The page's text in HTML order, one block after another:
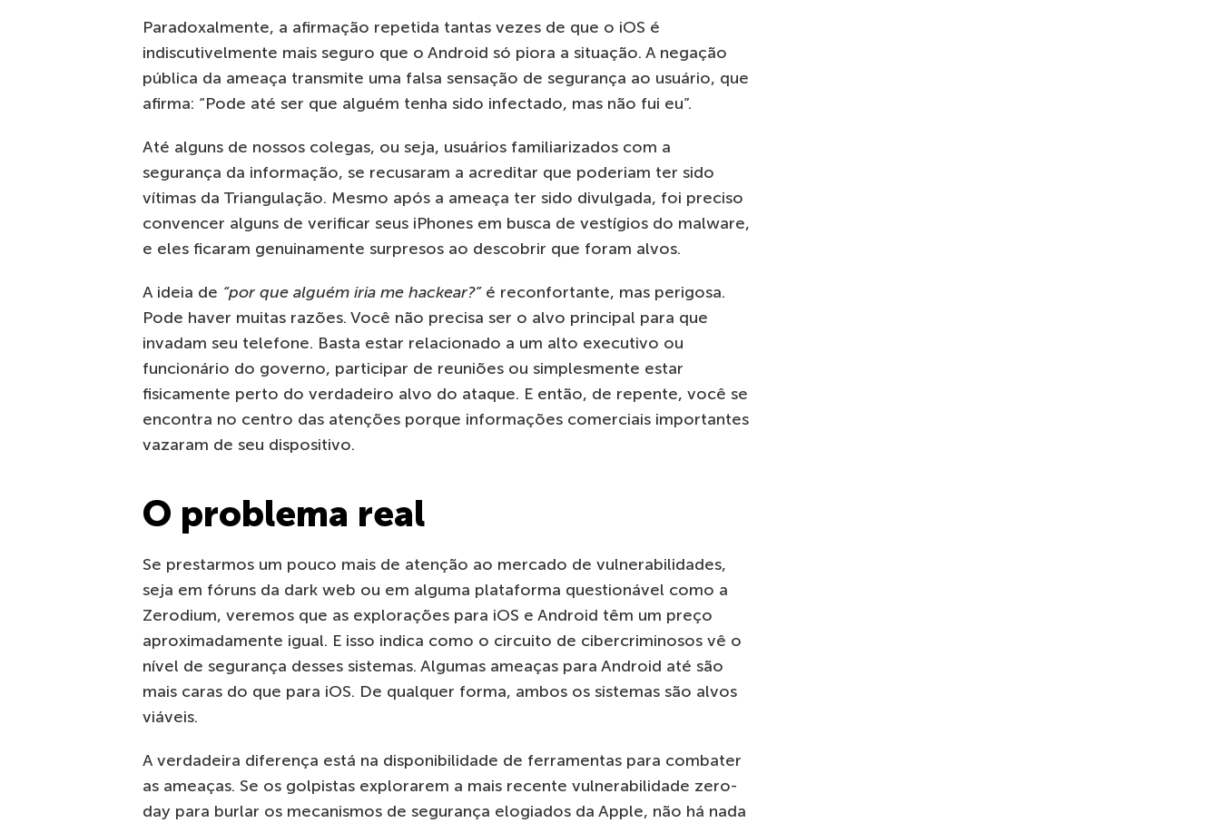
Paradoxalmente, a afirmação repetida tantas vezes de que o iOS é
indiscutivelmente mais seguro que o Android só piora a situação. A negação
pública da ameaça transmite uma falsa sensação de segurança ao usuário, que
afirma: “Pode até ser que alguém tenha sido infectado, mas não fui eu”.
Até alguns de nossos colegas, ou seja, usuários familiarizados com a
segurança da informação, se recusaram a acreditar que poderiam ter sido
vítimas da Triangulação. Mesmo após a ameaça ter sido divulgada, foi preciso
convencer alguns de verificar seus iPhones em busca de vestígios do malware,
e eles ficaram genuinamente surpresos ao descobrir que foram alvos.
A ideia de “por que alguém iria me hackear?” é reconfortante, mas perigosa.
Pode haver muitas razões. Você não precisa ser o alvo principal para que
invadam seu telefone. Basta estar relacionado a um alto executivo ou
funcionário do governo, participar de reuniões ou simplesmente estar
fisicamente perto do verdadeiro alvo do ataque. E então, de repente, você se
encontra no centro das atenções porque informações comerciais importantes
vazaram de seu dispositivo.
O problema real
Se prestarmos um pouco mais de atenção ao mercado de vulnerabilidades,
seja em fóruns da dark web ou em alguma plataforma questionável como a
Zerodium, veremos que as explorações para iOS e Android têm um preço
aproximadamente igual. E isso indica como o circuito de cibercriminosos vê o
nível de segurança desses sistemas. Algumas ameaças para Android até são
mais caras do que para iOS. De qualquer forma, ambos os sistemas são alvos
viáveis.
A verdadeira diferença está na disponibilidade de ferramentas para combater
as ameaças. Se os golpistas explorarem a mais recente vulnerabilidade zero-
day para burlar os mecanismos de segurança elogiados da Apple, não há nada